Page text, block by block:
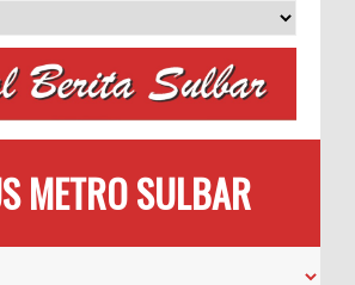
METRO SULBAR